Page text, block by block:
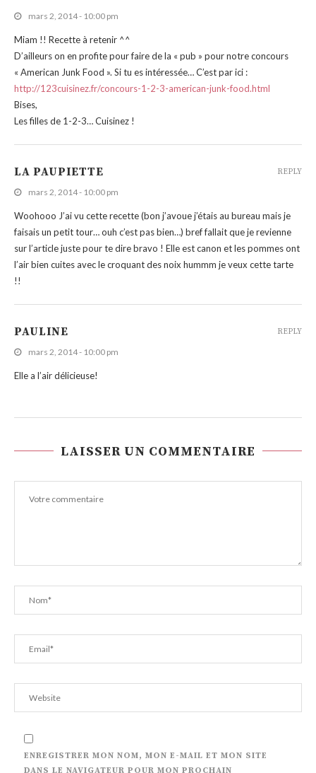
mars 2, 2014 - 10:00 pm
Miam !! Recette à retenir ^^
D’ailleurs on en profite pour faire de la « pub » pour notre concours
« American Junk Food ». Si tu es intéressée… C’est par ici :
http://123cuisinez.fr/concours-1-2-3-american-junk-food.html
Bises,
Les filles de 1-2-3… Cuisinez !
LA PAUPIETTE
mars 2, 2014 - 10:00 pm
Woohooo J’ai vu cette recette (bon j’avoue j’étais au bureau mais je
faisais un petit tour… ouh c’est pas bien…) bref fallait que je revienne
sur l’article juste pour te dire bravo ! Elle est canon et les pommes ont
l’air bien cuites avec le croquant des noix hummm je veux cette tarte
!!
REPLY
PAULINE
mars 2, 2014 - 10:00 pm
Elle a l’air délicieuse!
REPLY
LAISSER UN COMMENTAIRE
ENREGISTRER MON NOM, MON E-MAIL ET MON SITE
DANS LE NAVIGATEUR POUR MON PROCHAIN